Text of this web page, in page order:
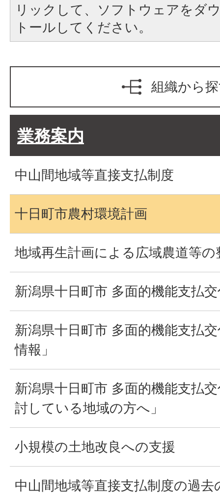
リックして、ソフトウェアをダ
トールしてください。
組織から
業務案内
中山間地域等直接支払制度
十日町市農村環境計画
地域再生計画による広域農道等の
新潟県十日町市 多面的機能支払
新潟県十日町市 多面的機能支払
情報」
新潟県十日町市 多面的機能支払
討している地域の方へ」
小規模の土地改良への支援
中山間地域等直接支払制度の過去